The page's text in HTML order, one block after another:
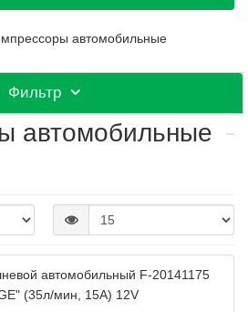
автомобильные
Фильтр
автомобильные